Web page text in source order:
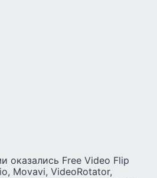
оказались Free Video Flip
Movavi, VideoRotator,